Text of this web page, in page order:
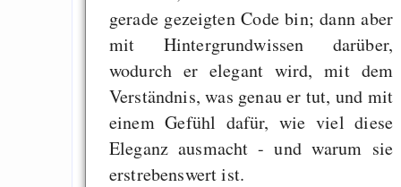
gerade gezeigten Code bin; dann aber
mit Hintergrundwissen darüber,
wodurch er elegant wird, mit dem
Verständnis, was genau er tut, und mit
einem Gefühl dafür, wie viel diese
Eleganz ausmacht - und warum sie
erstrebenswert ist.
West Germany
Draketo neu: